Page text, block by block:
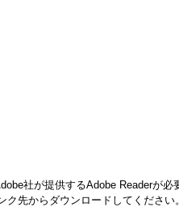
社が提供するAdobe Readerが必
先からダウンロードしてください